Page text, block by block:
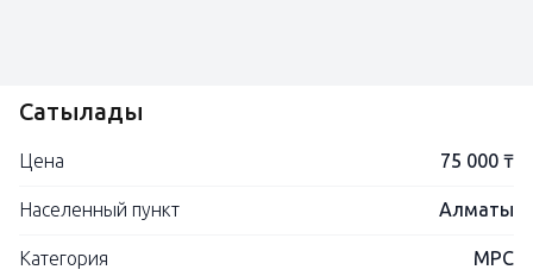
Сатылады
Цена 75 000 ₸
Населенный пункт Алматы
Категория МРС